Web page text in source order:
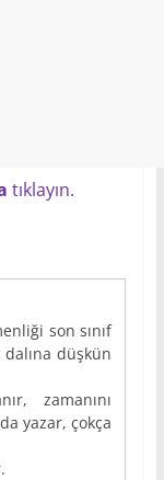
tıklayın.
son sınıf
düşkün
zamanını
yazar, çokça